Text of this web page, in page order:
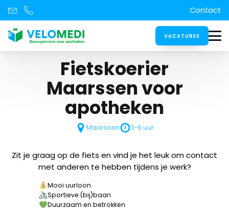
Contact
VACATURES
Fietskoerier
Maarssenvoor
apotheken
Maarssen 3-6 uur
Zit je graag op de fiets en vind je het leuk om contact
met anderen te hebben tijdens je werk?
Mooi uurloon
Sportieve (bij)baan
Duurzaam en betrokken